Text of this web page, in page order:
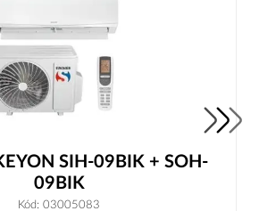
SIH-09BIK + SOH-
09BIK
Kód: 03005083